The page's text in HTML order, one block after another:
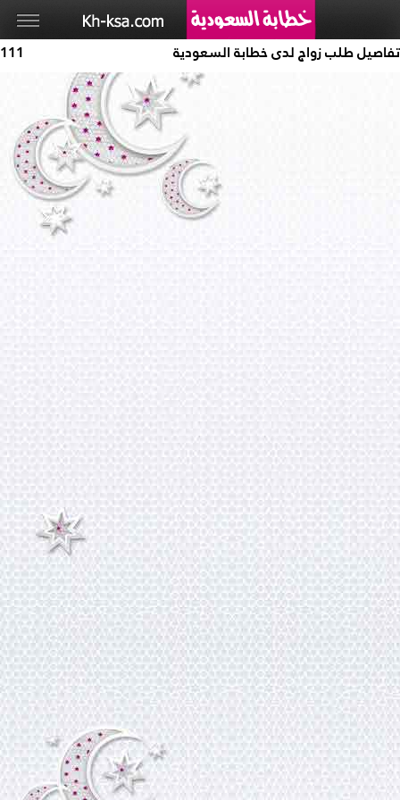
تفاصيل طلب زواج لدى خطابة السعودية 111